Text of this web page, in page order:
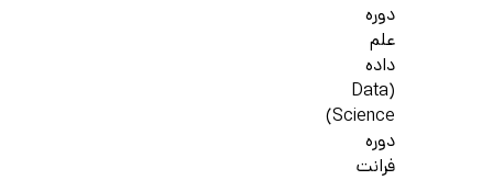
دوره
علم
داده
(Data
Science)
دوره
فرانت